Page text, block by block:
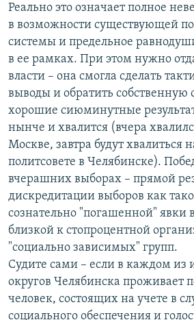
Реально это означает полное
в возможности существующей
системы и предельное
в ее рамках. При этом нужно
власти – она смогла сделать
выводы и обратить собственную
хорошие сиюминутные
нынче и хвалится (вчера
Москве, завтра будут хвалиться
политсовете в Челябинске).
вчерашних выборах – прямой
дискредитации выборов как
сознательно "погашенной" явки
близкой к стопроцентной
"социально зависимых" групп.
Судите сами – если в каждом из
округов Челябинска проживает
человек, состоящих на учете в
социального обеспечения и